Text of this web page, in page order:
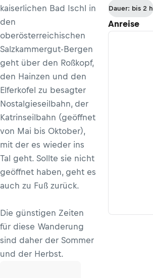
kaiserlichen Bad Ischl in
den
oberösterreichischen
Salzkammergut-Bergen
geht über den Roßkopf,
den Hainzen und den
Elferkofel zu besagter
Nostalgieseilbahn, der
Katrinseilbahn (geöffnet
von Mai bis Oktober),
mit der es wieder ins
Tal geht. Sollte sie nicht
geöffnet haben, geht es
auch zu Fuß zurück.
Die günstigen Zeiten
für diese Wanderung
sind daher der Sommer
und der Herbst.
Dauer: bis 2 h
Anreise